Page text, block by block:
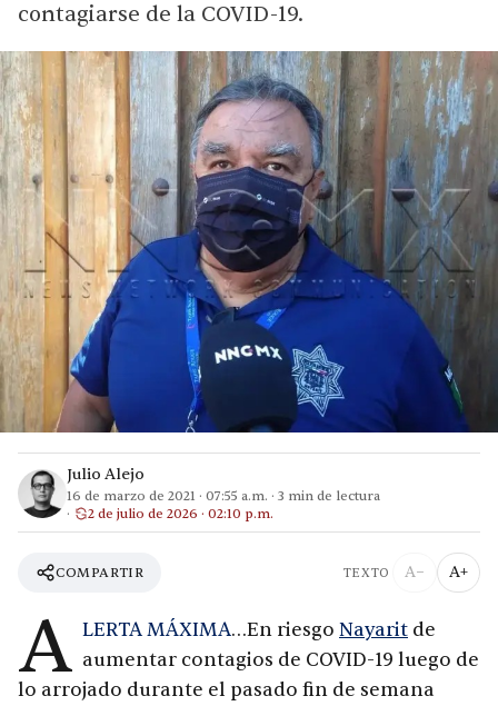
contagiarse de la COVID-19.
Julio Alejo
16 de marzo de 2021 · 07:55 a.m. · 3 min de lectura
2 de julio de 2026 · 02:10 p.m.
COMPARTIR TEXTO A− A+
A LERTA MÁXIMA…En riesgo Nayarit de
aumentar contagios de COVID-19 luego de
lo arrojado durante el pasado fin de semana